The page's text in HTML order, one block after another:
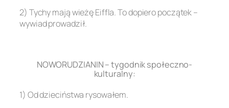
2) Tychy mają wieżę Eiffla. To dopiero początek –
wywiad prowadził.
NOWORUDZIANIN – tygodnik społeczno-
kulturalny:
1) Od dzieciństwa rysowałem.